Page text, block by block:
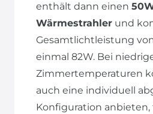
enthält dann einen
Wärmestrahler und
Gesamtlichtleistung
einmal 82W. Bei
Zimmertemperaturen
auch eine individuell
Konfiguration anbieten,